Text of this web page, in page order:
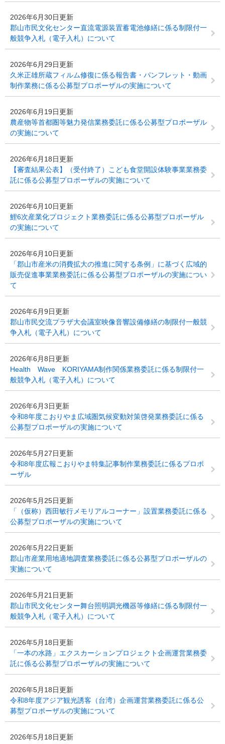
2026年6月30日更新
郡山市民文化センター直流電源装置蓄電池修繕に係る制限付一
般競争入札（電子入札）について
2026年6月29日更新
久米正雄所蔵フィルム修復に係る報告書・パンフレット・動画
制作業務に係る公募型プロポーザルの実施について
2026年6月19日更新
農産物等首都圏等魅力発信業務委託に係る公募型プロポーザル
の実施について
2026年6月18日更新
【審査結果公表】（受付終了）こども食堂開設体験事業業務委
託に係る公募型プロポーザルの実施について
2026年6月10日更新
鯉6次産業化プロジェクト業務委託に係る公募型プロポーザル
の実施について
2026年6月10日更新
「郡山市産米の消費拡大の推進に関する条例」に基づく広域的
販売促進事業業務委託に係る公募型プロポーザルの実施につい
て
2026年6月9日更新
郡山市民交流プラザ大会議室映像音響設備修繕の制限付一般競
争入札（電子入札）について
2026年6月8日更新
Health Wave KORIYAMA制作関係業務委託に係る制限付一
般競争入札（電子入札）について
2026年6月3日更新
令和8年度こおりやま広域圏気候変動対策啓発業務委託に係る
公募型プロポーザルの実施について
2026年5月27日更新
令和8年度広報こおりやま特集記事制作業務委託に係るプロポ
ーザル
2026年5月25日更新
「（仮称）西田敏行メモリアルコーナー」設置業務委託に係る
公募型プロポーザルの実施について
2026年5月22日更新
郡山市産業用地適地調査業務委託に係る公募型プロポーザルの
実施について
2026年5月21日更新
郡山市民文化センター舞台照明調光機器等修繕に係る制限付一
般競争入札（電子入札）について
2026年5月18日更新
「一本の水路」エクスカーションプロジェクト企画運営業務委
託に係る公募型プロポーザルの実施について
2026年5月18日更新
令和8年度アジア観光誘客（台湾）企画運営業務委託に係る公
募型プロポーザルの実施について
2026年5月18日更新